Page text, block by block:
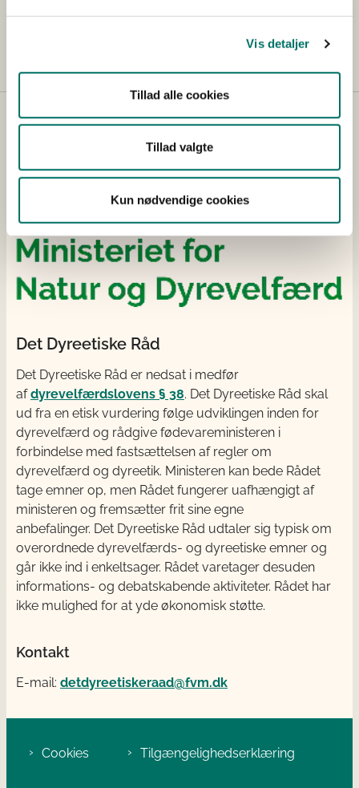
Vis detaljer
Tillad alle cookies
Tillad valgte
Kun nødvendige cookies
Det Dyreetiske Råd
Det Dyreetiske Råd er nedsat i medfør
afdyrevelfærdslovens § 38. Det Dyreetiske Råd skal
ud fra en etisk vurdering følge udviklingen inden for
dyrevelfærd og rådgive fødevareministeren i
forbindelse med fastsættelsen af regler om
dyrevelfærd og dyreetik. Ministeren kan bede Rådet
tage emner op, men Rådet fungerer uafhængigt af
ministeren og fremsætter frit sine egne
anbefalinger. Det Dyreetiske Råd udtaler sig typisk om
overordnede dyrevelfærds- og dyreetiske emner og
går ikke ind i enkeltsager. Rådet varetager desuden
informations- og debatskabende aktiviteter. Rådet har
ikke mulighed for at yde økonomisk støtte.
Kontakt
E-mail: detdyreetiskeraad@fvm.dk
Cookies Tilgængelighedserklæring